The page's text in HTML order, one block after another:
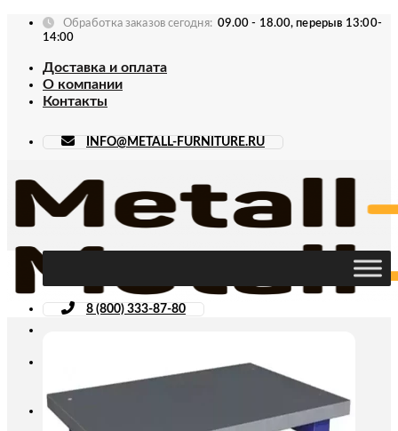
Skip
Обработка заказов сегодня: 09.00 - 18.00, перерыв 13:00-
14:00
Доставка и оплата
О компании
Контакты
INFO@METALL-FURNITURE.RU
8 (800) 333-87-80